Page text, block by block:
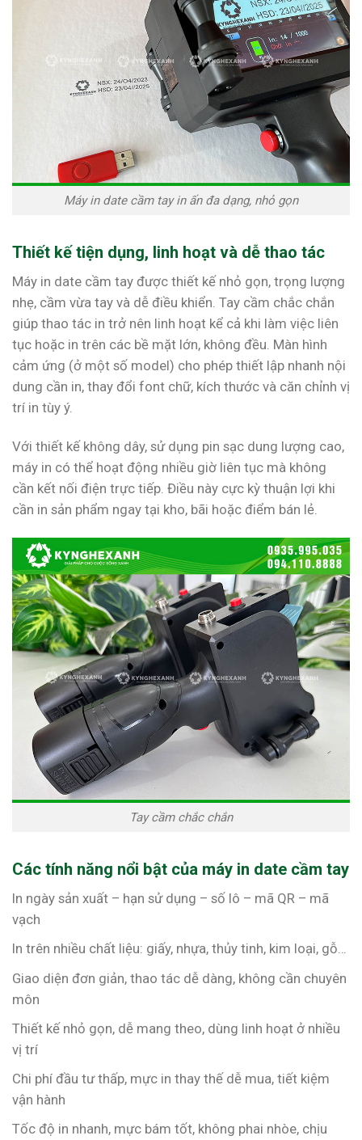
Máy in date cầm tay in ấn đa dạng, nhỏ gọn
Thiết kế tiện dụng, linh hoạt và dễ thao tác
Máy in date cầm tay được thiết kế nhỏ gọn, trọng lượng
nhẹ, cầm vừa tay và dễ điều khiển. Tay cầm chắc chắn
giúp thao tác in trở nên linh hoạt kể cả khi làm việc liên
tục hoặc in trên các bề mặt lớn, không đều. Màn hình
cảm ứng (ở một số model) cho phép thiết lập nhanh nội
dung cần in, thay đổi font chữ, kích thước và căn chỉnh vị
trí in tùy ý.
Với thiết kế không dây, sử dụng pin sạc dung lượng cao,
máy in có thể hoạt động nhiều giờ liên tục mà không
cần kết nối điện trực tiếp. Điều này cực kỳ thuận lợi khi
cần in sản phẩm ngay tại kho, bãi hoặc điểm bán lẻ.
Tay cầm chắc chắn
Các tính năng nổi bật của máy in date cầm tay
In ngày sản xuất – hạn sử dụng – số lô – mã QR – mã
vạch
In trên nhiều chất liệu: giấy, nhựa, thủy tinh, kim loại, gỗ…
Giao diện đơn giản, thao tác dễ dàng, không cần chuyên
môn
Thiết kế nhỏ gọn, dễ mang theo, dùng linh hoạt ở nhiều
vị trí
Chi phí đầu tư thấp, mực in thay thế dễ mua, tiết kiệm
vận hành
Tốc độ in nhanh, mực bám tốt, không phai nhòe, chịu